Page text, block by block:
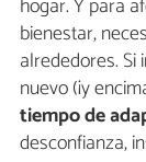
hogar. Y para
bienestar,
alrededores.
nuevo (¡y
tiempo de
desconfianza,